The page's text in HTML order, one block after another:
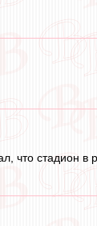
что стадион в